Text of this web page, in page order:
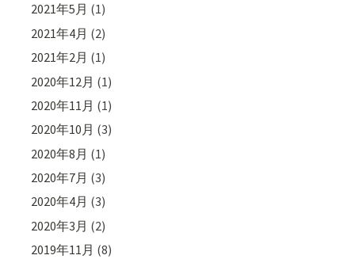
2021年5月 (1)
2021年4月 (2)
2021年2月 (1)
2020年12月 (1)
2020年11月 (1)
2020年10月 (3)
2020年8月 (1)
2020年7月 (3)
2020年4月 (3)
2020年3月 (2)
2019年11月 (8)